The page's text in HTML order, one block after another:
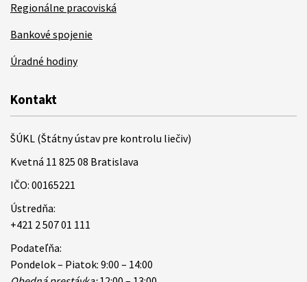
Regionálne pracoviská
Bankové spojenie
Úradné hodiny
Kontakt
ŠÚKL (Štátny ústav pre kontrolu liečiv)
Kvetná 11 825 08 Bratislava
IČO: 00165221
Ústredňa:
+421 2 507 01 111
Podateľňa:
Pondelok – Piatok: 9:00 – 14:00